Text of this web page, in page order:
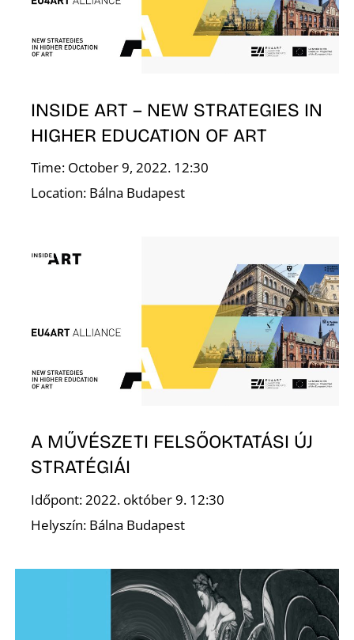
INSIDE ART – NEW STRATEGIES IN
HIGHER EDUCATION OF ART
Time: October 9, 2022. 12:30
Location: Bálna Budapest
A MŰVÉSZETI FELSŐOKTATÁSI ÚJ
STRATÉGIÁI
Időpont: 2022. október 9. 12:30
Helyszín: Bálna Budapest